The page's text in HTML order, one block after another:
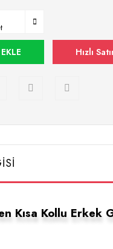
Hızlı
Kısa Kollu Erkek